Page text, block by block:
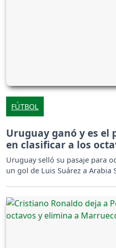
FÚTBOL
Uruguay ganó y es
en clasificar a los
Uruguay selló su pasaje para
un gol de Luis Suárez a Arabia